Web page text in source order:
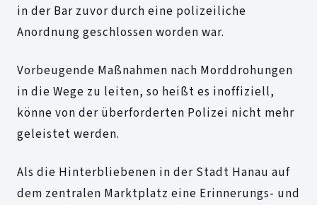
in der Bar zuvor durch eine polizeiliche
Anordnung geschlossen worden war.
Vorbeugende Maßnahmen nach Morddrohungen
in die Wege zu leiten, so heißt es inoffiziell,
könne von der überforderten Polizei nicht mehr
geleistet werden.
Als die Hinterbliebenen in der Stadt Hanau auf
dem zentralen Marktplatz eine Erinnerungs- und